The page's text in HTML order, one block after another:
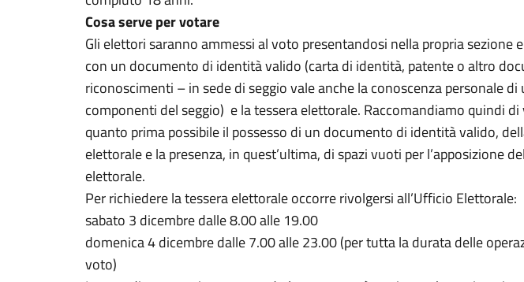
Cosa serve per votare
Gli elettori saranno ammessi al voto presentandosi nella propria sezione
con un documento di identità valido (carta di identità, patente o altro
riconoscimenti – in sede di seggio vale anche la conoscenza personale di
componenti del seggio) e la tessera elettorale. Raccomandiamo quindi
quanto prima possibile il possesso di un documento di identità valido,
elettorale e la presenza, in quest’ultima, di spazi vuoti per l’apposizione
elettorale.
Per richiedere la tessera elettorale occorre rivolgersi all’Ufficio Elettorale:
sabato 3 dicembre dalle 8.00 alle 19.00
domenica 4 dicembre dalle 7.00 alle 23.00 (per tutta la durata delle
voto)